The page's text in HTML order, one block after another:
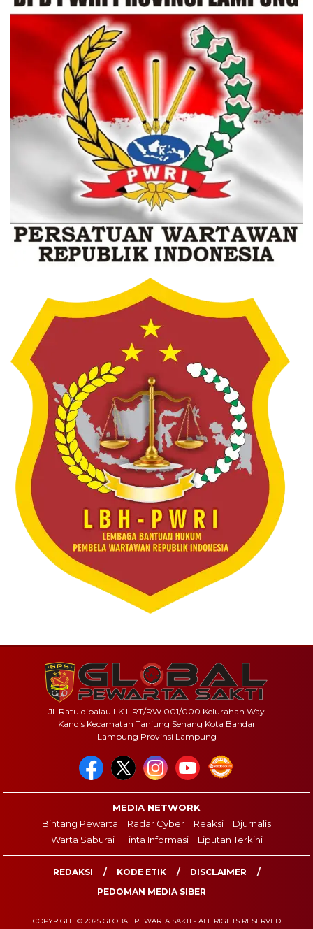
Jl. Ratu dibalau LK II RT/RW 001/000 Kelurahan Way
Kandis Kecamatan Tanjung Senang Kota Bandar
Lampung Provinsi Lampung
MEDIA NETWORK
Bintang Pewarta
Radar Cyber Reaksi
Djurnalis
Warta Saburai
Tinta Informasi Liputan Terkini
REDAKSI KODE ETIK
DISCLAIMER
PEDOMAN MEDIA SIBER
COPYRIGHT © 2025 GLOBAL PEWARTA SAKTI - ALL RIGHTS RESERVED